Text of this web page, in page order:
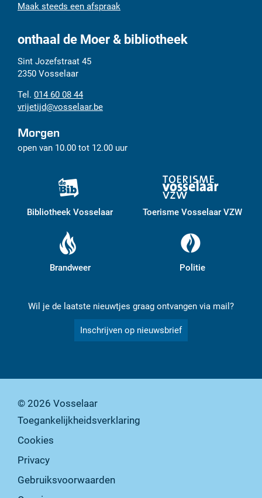
Maak steeds een afspraak
onthaal de Moer & bibliotheek
Adres
Sint Jozefstraat 45
2350 Vosselaar
Tel.
014 60 08 44
E-
mail
vrijetijd@vosselaar.be
Morgen
open van 10.00 tot 12.00 uur
Bibliotheek Vosselaar Toerisme Vosselaar VZW
Brandweer Politie
Wil je de laatste nieuwtjes graag ontvangen via mail?
Inschrijven op nieuwsbrief
© 2026 Vosselaar
Toegankelijkheidsverklaring
Cookies
Privacy
Gebruiksvoorwaarden